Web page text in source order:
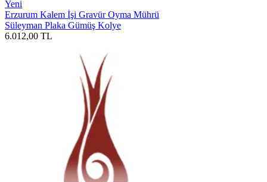
Yeni
Erzurum Kalem İşi Gravür Oyma Mührü
Süleyman Plaka Gümüş Kolye
6.012,00 TL